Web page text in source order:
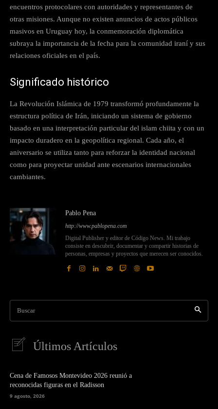
encuentros protocolares con autoridades y representantes de
otras misiones. Aunque no existen anuncios de actos públicos
masivos en Uruguay hoy, la conmemoración diplomática
subraya la importancia de la fecha para la comunidad iraní y sus
relaciones oficiales en el país.
Significado histórico
La Revolución Islámica de 1979 transformó profundamente la
estructura política de Irán, iniciando un sistema de gobierno
basado en una interpretación particular del islam chiita y con un
impacto duradero en la geopolítica regional. Cada año, el
aniversario se utiliza tanto para reforzar la identidad nacional
como para proyectar unidad ante escenarios internacionales
cambiantes.
Pablo Pena
http://www.pablopena.com
Digital Publisher y editor de Código News. Mi trabajo
consiste en descubrir, documentar y compartir historias de
personas, empresas y proyectos que merecen ser conocidos.
Buscar
Últimos Artículos
Cena de Famosos Montevideo 2026 reunió a
reconocidas figuras en el Radisson
9 agosto, 2026